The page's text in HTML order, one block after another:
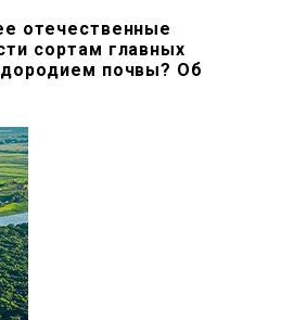
отечественные
сортам главных
почвы? Об